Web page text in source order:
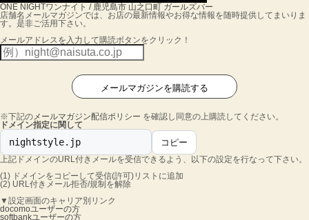
ONE NIGHTワンナイト / 鹿児島市 山之口町 ガールズバー
店舗名メールマガジンでは、お店の最新情報やお得な情報を随時提供してまいりま
す。是非ご活用下さい。
メールアドレスを入力して購読ボタンをクリック！
※下記のメールマガジン配信ポリシー を確認し同意の上購読してください。
ドメイン指定に関して
nightstyle.jp コピー
上記ドメインのURL付きメールを受信できるよう、以下の設定を行なって下さい。
(1) ドメインをコピーして受信(許可)リストに追加
(2) URL付きメール拒否/規制を解除
▼設定画面のキャリア別リンク
docomoユーザーの方
softbankユーザーの方